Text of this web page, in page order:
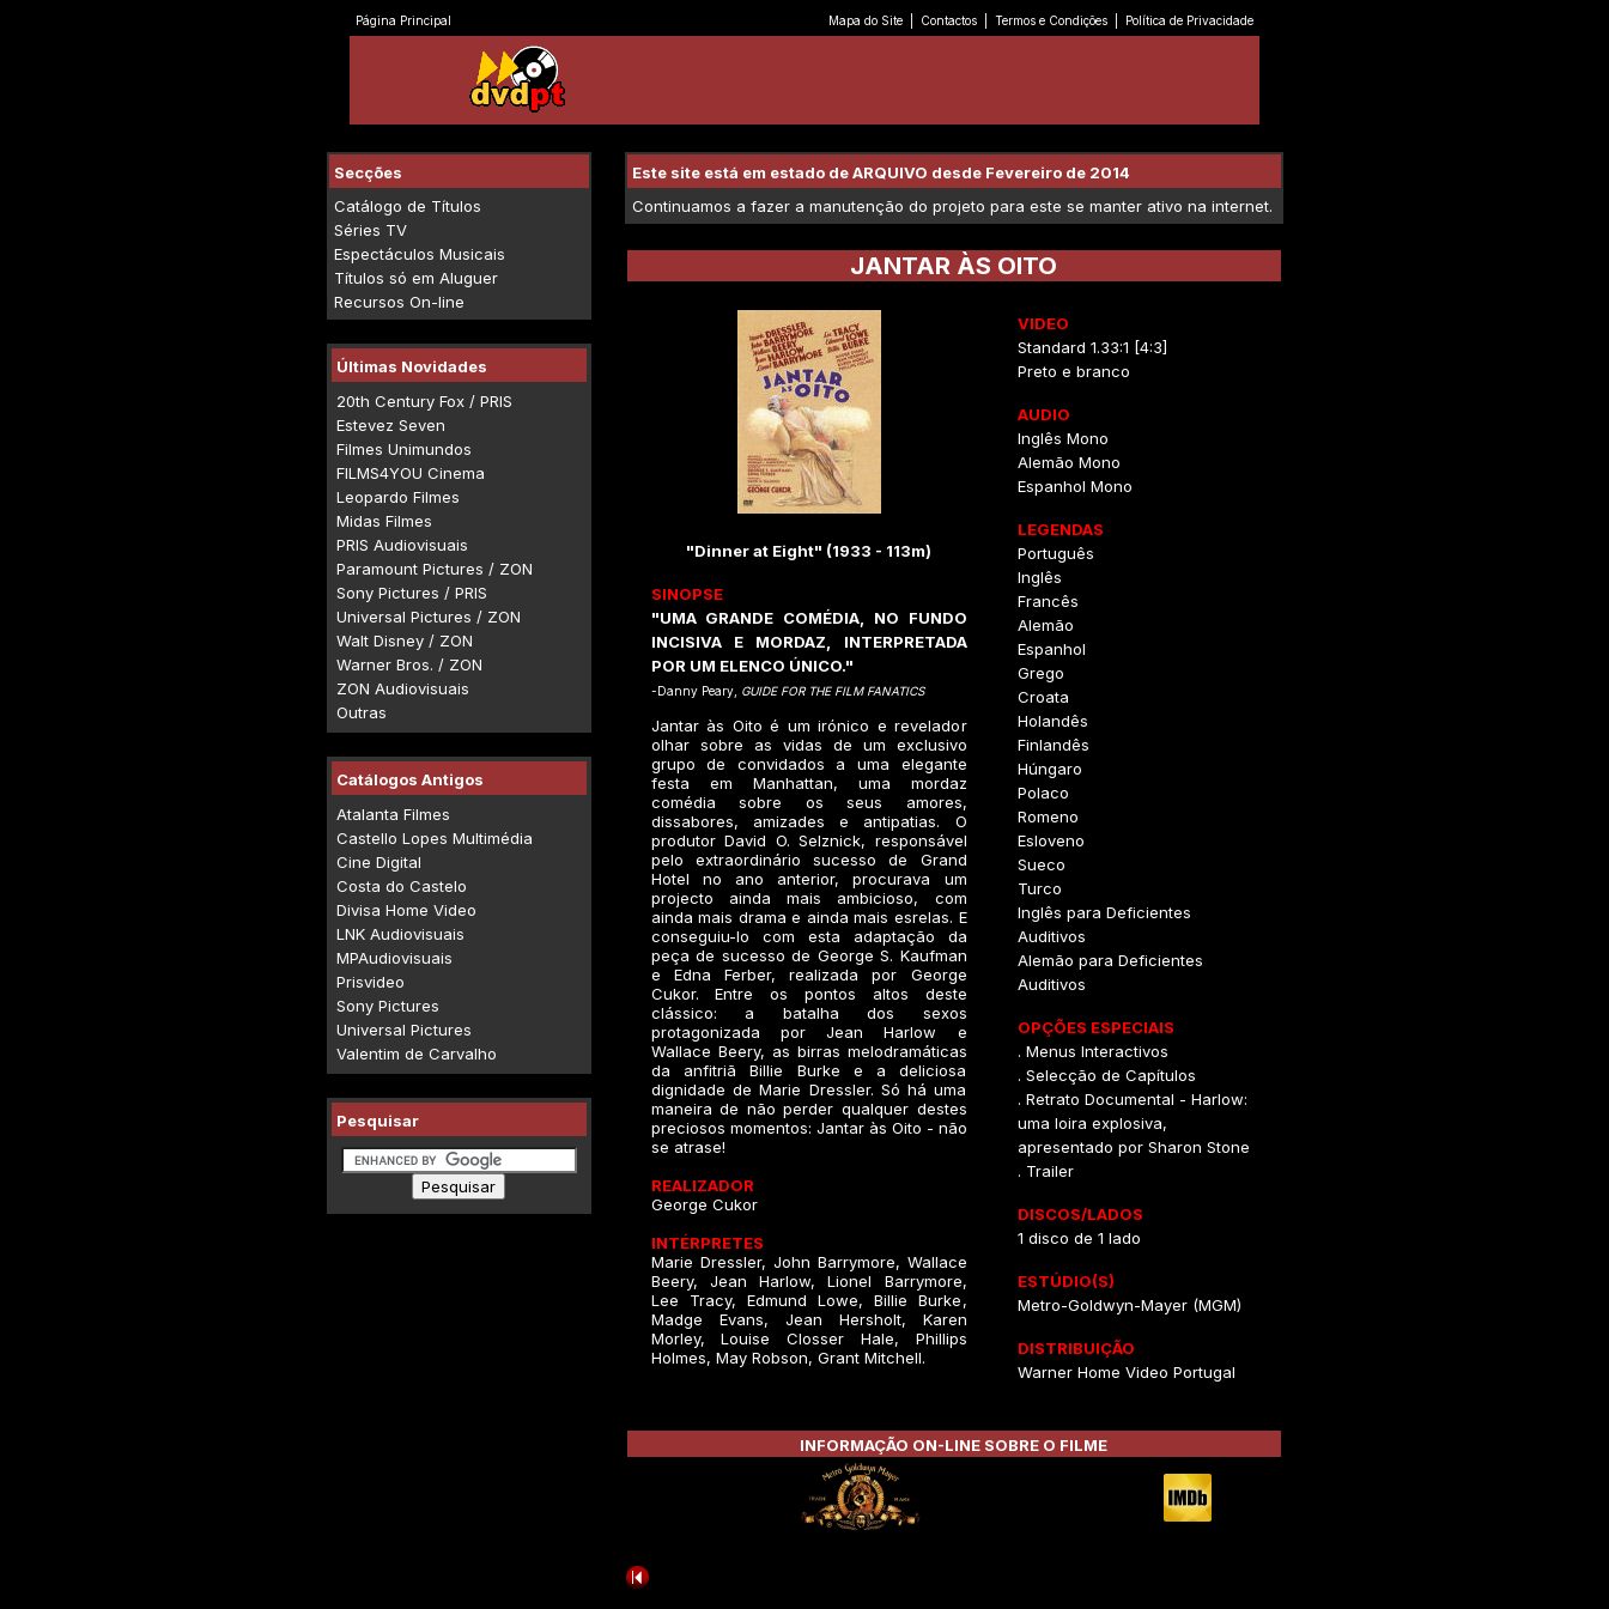
Página Principal Mapa do Site Contactos Termos e Condições Política de Privacidade
Secções
Catálogo de Títulos
Séries TV
Espectáculos Musicais
Títulos só em Aluguer
Recursos On-line
Últimas Novidades
20th Century Fox / PRIS
Estevez Seven
Filmes Unimundos
FILMS4YOU Cinema
Leopardo Filmes
Midas Filmes
PRIS Audiovisuais
Paramount Pictures / ZON
Sony Pictures / PRIS
Universal Pictures / ZON
Walt Disney / ZON
Warner Bros. / ZON
ZON Audiovisuais
Outras
Catálogos Antigos
Atalanta Filmes
Castello Lopes Multimédia
Cine Digital
Costa do Castelo
Divisa Home Video
LNK Audiovisuais
MPAudiovisuais
Prisvideo
Sony Pictures
Universal Pictures
Valentim de Carvalho
Pesquisar
Este site está em estado de ARQUIVO desde Fevereiro de 2014
Continuamos a fazer a manutenção do projeto para este se manter ativo na internet.
JANTAR ÀS OITO
"Dinner at Eight" (1933 - 113m)
SINOPSE
"UMA GRANDE COMÉDIA, NO FUNDO
INCISIVA E MORDAZ, INTERPRETADA
POR UM ELENCO ÚNICO."
-Danny Peary, GUIDE FOR THE FILM FANATICS
Jantar às Oito é um irónico e revelador
olhar sobre as vidas de um exclusivo
grupo de convidados a uma elegante
festa em Manhattan, uma mordaz
comédia sobre os seus amores,
dissabores, amizades e antipatias. O
produtor David O. Selznick, responsável
pelo extraordinário sucesso de Grand
Hotel no ano anterior, procurava um
projecto ainda mais ambicioso, com
ainda mais drama e ainda mais esrelas. E
conseguiu-lo com esta adaptação da
peça de sucesso de George S. Kaufman
e Edna Ferber, realizada por George
Cukor. Entre os pontos altos deste
clássico: a batalha dos sexos
protagonizada por Jean Harlow e
Wallace Beery, as birras melodramáticas
da anfitriã Billie Burke e a deliciosa
dignidade de Marie Dressler. Só há uma
maneira de não perder qualquer destes
preciosos momentos: Jantar às Oito - não
se atrase!
REALIZADOR
George Cukor
INTÉRPRETES
Marie Dressler, John Barrymore, Wallace
Beery, Jean Harlow, Lionel Barrymore,
Lee Tracy, Edmund Lowe, Billie Burke,
Madge Evans, Jean Hersholt, Karen
Morley, Louise Closser Hale, Phillips
Holmes, May Robson, Grant Mitchell.
VIDEO
Standard 1.33:1 [4:3]
Preto e branco
AUDIO
Inglês Mono
Alemão Mono
Espanhol Mono
LEGENDAS
Português
Inglês
Francês
Alemão
Espanhol
Grego
Croata
Holandês
Finlandês
Húngaro
Polaco
Romeno
Esloveno
Sueco
Turco
Inglês para Deficientes
Auditivos
Alemão para Deficientes
Auditivos
OPÇÕES ESPECIAIS
. Menus Interactivos
. Selecção de Capítulos
. Retrato Documental - Harlow:
uma loira explosiva,
apresentado por Sharon Stone
. Trailer
DISCOS/LADOS
1 disco de 1 lado
ESTÚDIO(S)
Metro-Goldwyn-Mayer (MGM)
DISTRIBUIÇÃO
Warner Home Video Portugal
INFORMAÇÃO ON-LINE SOBRE O FILME